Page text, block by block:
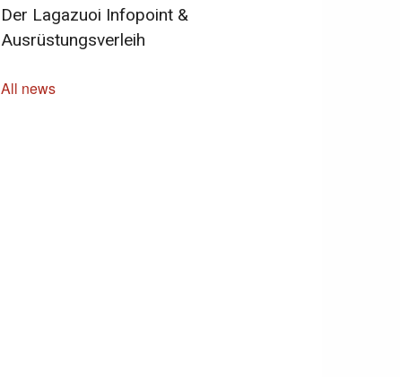
Der Lagazuoi Infopoint &
Ausrüstungsverleih
All news